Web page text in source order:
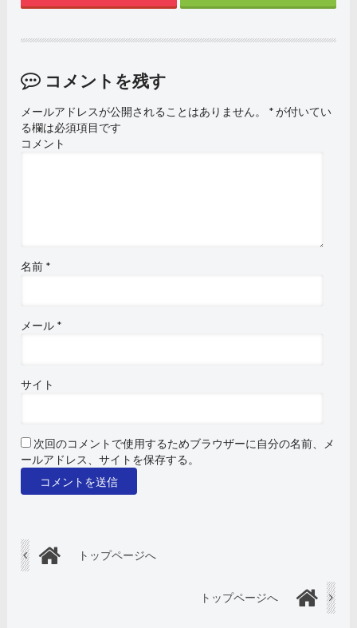
コメントを残す
メールアドレスが公開されることはありません。 *が付いてい
る欄は必須項目です
コメント
名前 *
メール *
サイト
次回のコメントで使用するためブラウザーに自分の名前、メ
ールアドレス、サイトを保存する。
トップページへ
トップページへ